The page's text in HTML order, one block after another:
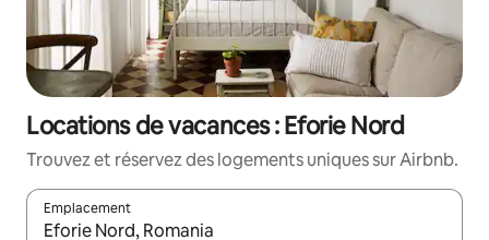
Locations de vacances : Eforie Nord
Trouvez et réservez des logements uniques sur Airbnb.
Emplacement
Quand les résultats sont affichés, parcourez-les en utilisant